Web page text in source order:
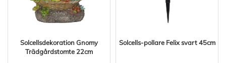
Solcellsdekoration Gnomy
Trädgårdstomte 22cm
Solcells-pollare Felix svart 45cm